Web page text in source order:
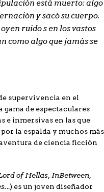
está muerto: algo
y sacó su cuerpo.
ruido s en los vastos
como algo que jamás se
supervivencia en el
gama de espectaculares
e inmersivas en las que
la espalda y muchos más
de ciencia ficción
of Hellas, InBetween,
..) es un joven diseñador